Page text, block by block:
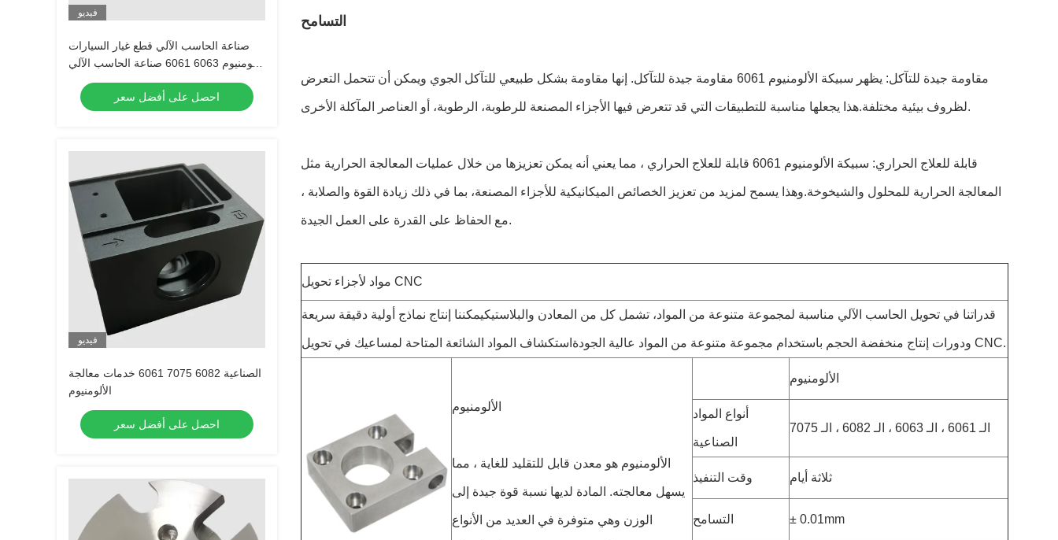
فيديو
صناعة الحاسب الآلي قطع غيار السيارات
الألومنيوم 6063 6061 صناعة الحاسب الآلي
قطع غيار الألومنيوم
احصل على أفضل سعر
فيديو
الصناعية 6082 7075 6061 خدمات معالجة
الألومنيوم
احصل على أفضل سعر
التسامح
مقاومة جيدة للتآكل: يظهر سبيكة الألومنيوم 6061 مقاومة جيدة للتآكل. إنها مقاومة بشكل طبيعي للتآكل الجوي ويمكن أن تتحمل التعرض
لظروف بيئية مختلفة.هذا يجعلها مناسبة للتطبيقات التي قد تتعرض فيها الأجزاء المصنعة للرطوبة، الرطوبة، أو العناصر المآكلة الأخرى.
قابلة للعلاج الحراري: سبيكة الألومنيوم 6061 قابلة للعلاج الحراري ، مما يعني أنه يمكن تعزيزها من خلال عمليات المعالجة الحرارية مثل
المعالجة الحرارية للمحلول والشيخوخة.وهذا يسمح لمزيد من تعزيز الخصائص الميكانيكية للأجزاء المصنعة، بما في ذلك زيادة القوة والصلابة ،
مع الحفاظ على القدرة على العمل الجيدة.
مواد لأجزاء تحويل CNC
قدراتنا في تحويل الحاسب الآلي مناسبة لمجموعة متنوعة من المواد، تشمل كل من المعادن والبلاستيكيمكننا إنتاج نماذج أولية دقيقة سريعة
ودورات إنتاج منخفضة الحجم باستخدام مجموعة متنوعة من المواد عالية الجودةاستكشاف المواد الشائعة المتاحة لمساعيك في تحويل CNC.
الألومنيوم
الألومنيوم هو معدن قابل للتقليد للغاية ، مما
يسهل معالجته. المادة لديها نسبة قوة جيدة إلى
الوزن وهي متوفرة في العديد من الأنواع
الألومنيوم
أنواع المواد
الصناعية
الـ 6061 ، الـ 6063 ، الـ 6082 ، الـ 7075
وقت التنفيذ ثلاثة أيام
التسامح ± 0.01mm